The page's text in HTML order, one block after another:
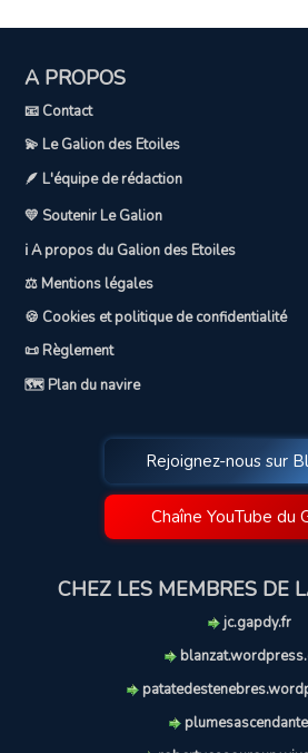
A PROPOS
📧 Contact
💫 Le Galion des Etoiles
🪶 L'équipe de rédaction
💛 Soutenir Le Galion
ℹ️ A propos du Galion des Etoiles
⚖️ Mentions légales
🍪 Cookies et politique de confidentialité
📜 Règlement
🗺️ Plan du navire
Rejoignez-nous sur
Chaîne YouTube du
CHEZ LES MEMBRES DE
jc.gapdy.fr